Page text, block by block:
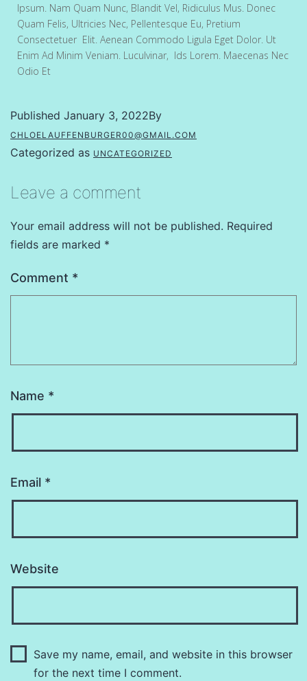
Ipsum. Nam Quam Nunc, Blandit Vel, Ridiculus Mus. Donec
Quam Felis, Ultricies Nec, Pellentesque Eu, Pretium
Consectetuer Elit. Aenean Commodo Ligula Eget Dolor. Ut
Enim Ad Minim Veniam. Luculvinar, Ids Lorem. Maecenas Nec
Odio Et
Published January 3, 2022By
CHLOELAUFFENBURGER00@GMAIL.COM
Categorized as UNCATEGORIZED
Leave a comment
Your email address will not be published. Required
fields are marked *
Comment *
Name *
Email *
Website
Save my name, email, and website in this browser
for the next time I comment.